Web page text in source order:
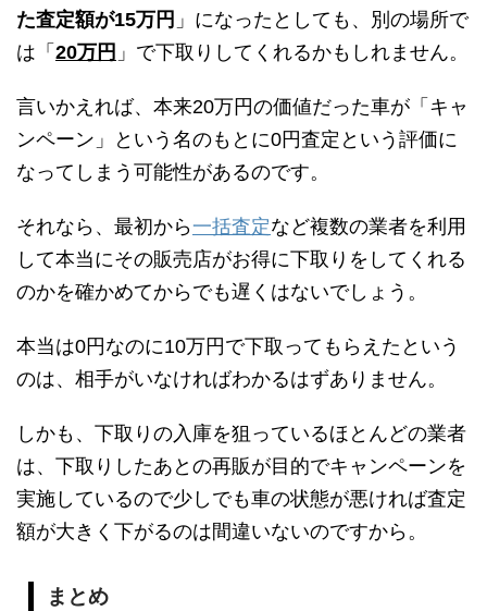
た査定額が15万円 」になったとしても、別の場所で
は「 20万円 」で下取りしてくれるかもしれません。
言いかえれば、本来20万円の価値だった車が「キャ
ンペーン」という名のもとに0円査定という評価に
なってしまう可能性があるのです。
それなら、最初から一括査定など複数の業者を利用
して本当にその販売店がお得に下取りをしてくれる
のかを確かめてからでも遅くはないでしょう。
本当は0円なのに10万円で下取ってもらえたという
のは、相手がいなければわかるはずありません。
しかも、下取りの入庫を狙っているほとんどの業者
は、下取りしたあとの再販が目的でキャンペーンを
実施しているので少しでも車の状態が悪ければ査定
額が大きく下がるのは間違いないのですから。
まとめ